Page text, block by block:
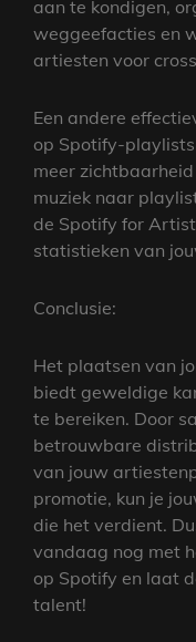
aan te kondigen,
weggeefacties en
artiesten voor
Een andere
op Spotify-
meer
muziek naar
de Spotify for
statistieken van
Conclusie:
Het plaatsen van
biedt geweldige
te bereiken. Door
betrouwbare
van jouw
promotie, kun je
die het verdient.
vandaag nog met
op Spotify en laat
talent!